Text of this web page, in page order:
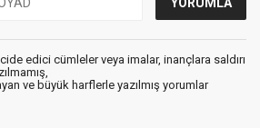
edici cümleler veya imalar, inançlara saldırı
ve büyük harflerle yazılmış yorumlar